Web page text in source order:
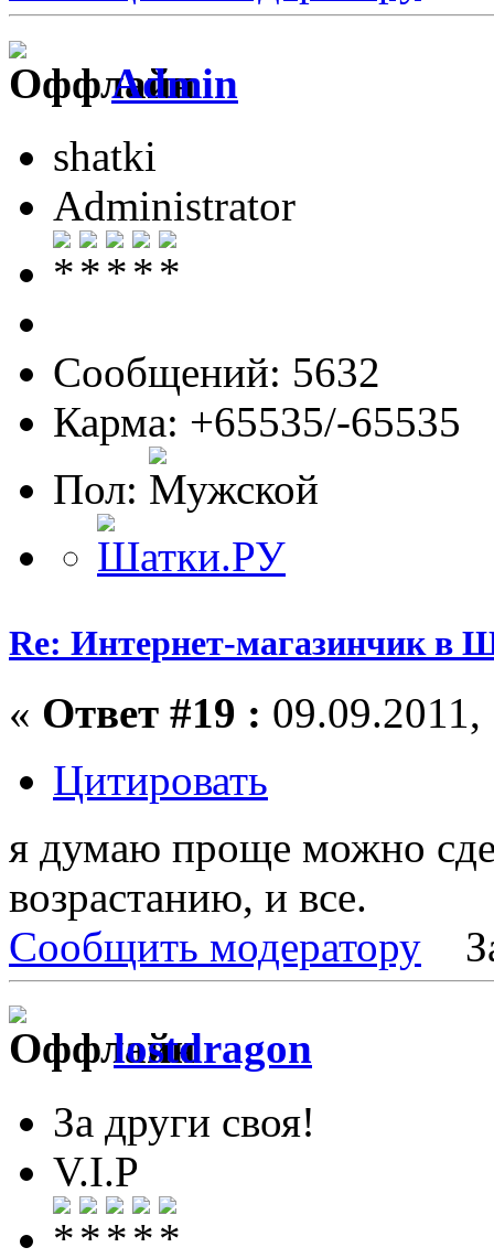
Admin
shatki
Administrator
Сообщений: 5632
Карма: +65535/-65535
Пол:
Re: Интернет-магазинчик в
« Ответ #19 :
Цитировать
я думаю проще можно
возрастанию, и все.
Сообщить модератору
lostdragon
За други своя!
V.I.P